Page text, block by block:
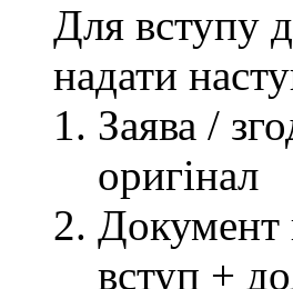
Для вступу
надати
Заява /
оригінал
Документ
вступ +